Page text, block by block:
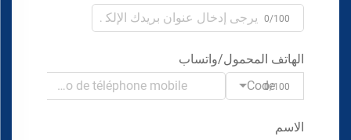
0/100
الهاتف المحمول/واتساب
Code0/100
الاسم